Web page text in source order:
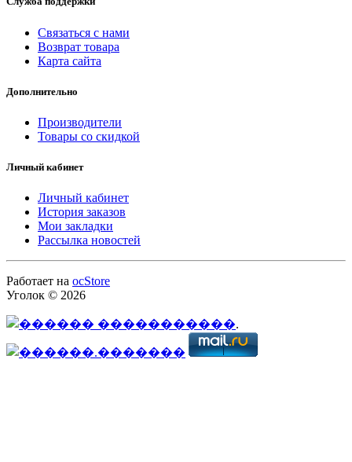
Связаться с нами
Возврат товара
Карта сайта
Дополнительно
Производители
Товары со скидкой
Личный кабинет
Личный кабинет
История заказов
Мои закладки
Рассылка новостей
Работает на ocStore
Уголок © 2026
.